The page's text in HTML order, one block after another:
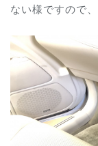
ない様ですので